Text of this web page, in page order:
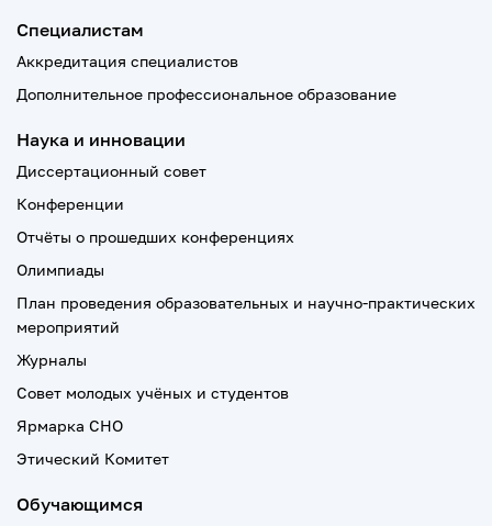
Специалистам
Аккредитация специалистов
Дополнительное профессиональное образование
Наука и инновации
Диссертационный совет
Конференции
Отчёты о прошедших конференциях
Олимпиады
План проведения образовательных и научно-практических
мероприятий
Журналы
Совет молодых учёных и студентов
Ярмарка СНО
Этический Комитет
Обучающимся